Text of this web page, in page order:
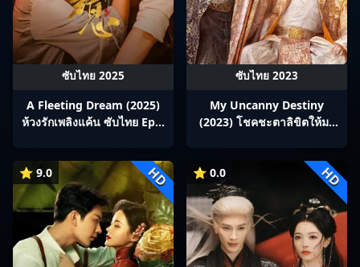
ซับไทย 2025
A Fleeting Dream (2025)
ห้วงรักเพลิงแค้น ซับไทย Ep1-
ซับไทย 2023
My Uncanny Destiny
(2023) โชคชะตาลิขิตให้มา
⭐ 9.0 HD ⭐ 0.0 HD